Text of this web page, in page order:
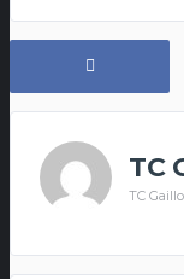
TC
TC